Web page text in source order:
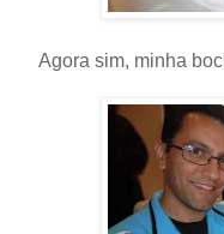
Agora sim, minha